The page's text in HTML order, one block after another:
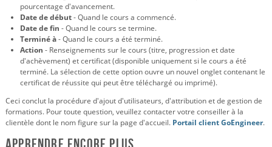
pourcentage d'avancement.
Date de début- Quand le cours a commencé.
Date de fin - Quand le cours se termine.
Terminé à- Quand le cours a été terminé.
Action - Renseignements sur le cours (titre, progression et date
d'achèvement) et certificat (disponible uniquement si le cours a été
terminé. La sélection de cette option ouvre un nouvel onglet contenant le
certificat de réussite qui peut être téléchargé ou imprimé).
Ceci conclut la procédure d'ajout d'utilisateurs, d'attribution et de gestion de
formations. Pour toute question, veuillez contacter votre conseiller à la
clientèle dont le nom figure sur la page d'accueil. Portail client GoEngineer.
Apprendre encore plus